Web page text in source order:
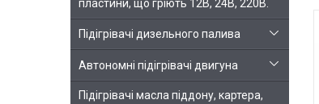
пластини, що гріють 12В, 24В, 220В.
Підігрівачі дизельного палива
Автономні підігрівачі двигуна
Підігрівачі масла піддону, картера,